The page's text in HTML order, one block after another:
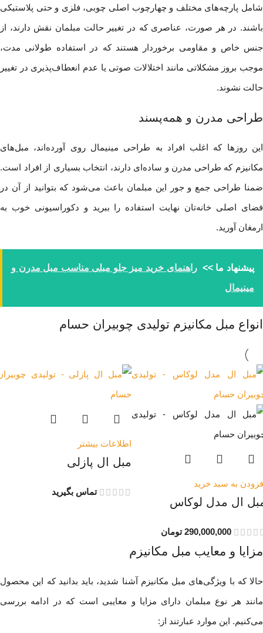
شامل پارچه‌های مختلف و چهارچوب اصلی چوبی، فلزی و حتی پلاستیکی
باشند. در هر صورت، عناصری که در تغییر حالت مبلمان نقش دارند، از
جنس خاص و مقاومی برخوردار هستند که در استفاده طولانی مدت،
موجب بروز مشکلاتی مانند اختلالات صوتی یا عدم انعطاف‌پذیری در تغییر
حالت نشوند.
طراحی مدرن و همه‌پسند
این روزها که اغلب افراد به طراحی مینیمال روی آورده‌اند، مبل‌های
مکانیزم که طراحی مدرن و ساده‌ای دارند، انتخاب بسیاری از افراد است.
ضمنا طراحی جمع و جور این مبلمان باعث می‌شود که بتوانید از آن در
فضای اصلی خانه‌تان نهایت استفاده را ببرید و دکوراسیونی خوب به
ارمغان آورید.
پیشنهاد ما >> راهنمای خرید میز جلو مبلی مناسب مبل مدرن و
مینیمال
انواع مبل مکانیزم تولیدی چوبیران حسام
به سبد خرید
ال مدل لوکاس
290,000,000 تومان
اطلاعات بیشتر
مبل ال پازلی
تماس بگیرید
مزایا و معایب مبل مکانیزم
حالا که با ویژگی‌های مبل مکانیزم آشنا شدید، باید بدانید که این محصول
مانند هر نوع مبلمان دارای مزایا و معایبی است که در ادامه بررسی
می‌کنیم. این موارد عبارتند از: